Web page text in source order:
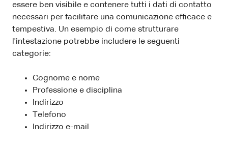
essere ben visibile e contenere tutti i dati di contatto
necessari per facilitare una comunicazione efficace e
tempestiva. Un esempio di come strutturare
l'intestazione potrebbe includere le seguenti
categorie:
Cognome e nome
Professione e disciplina
Indirizzo
Telefono
Indirizzo e-mail